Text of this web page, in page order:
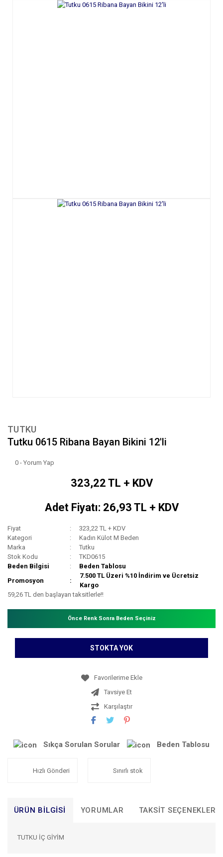
TUTKU
Tutku 0615 Ribana Bayan Bikini 12'li
0 - Yorum Yap
323,22 TL + KDV
Adet Fiyatı: 26,93 TL + KDV
Fiyat
323,22 TL + KDV
Kategori
Kadın Külot M Beden
Marka
Tutku
Stok Kodu
TKD0615
Beden Bilgisi
Beden Tablosu
Promosyon
7.500 TL Üzeri %10 İndirim ve Ücretsiz
Kargo
59,26 TL den başlayan taksitlerle!!
Önce Renk Sonra Beden Seçiniz
STOKTA YOK
Tavsiye Et
Karşılaştır
Sıkça Sorulan Sorular Beden Tablosu
Hızlı Gönderi Sınırlı stok
ÜRÜN BILGISI YORUMLAR TAKSIT SEÇENEKLERI
TUTKU İÇ GİYİM